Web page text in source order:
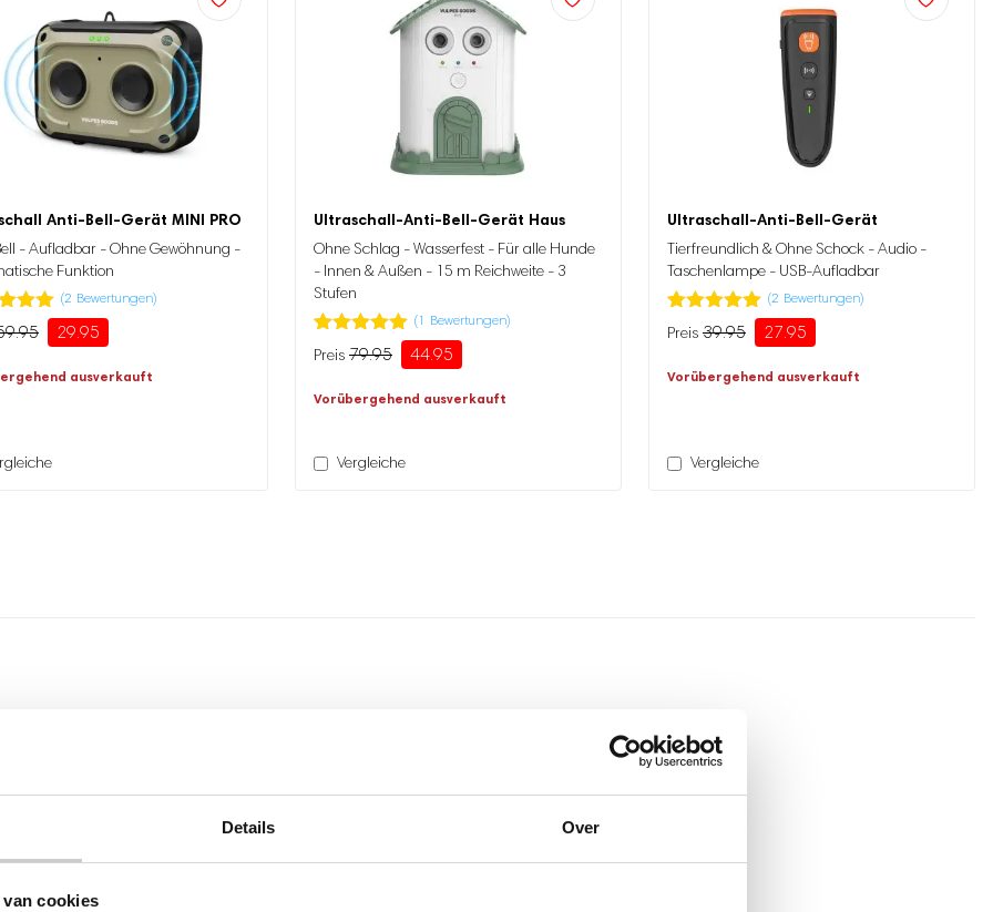
Details Over
cookies
Anti-Bell-Gerät MINI PRO
- Aufladbar - Ohne Gewöhnung -
Funktion
mit
5,
(2 Bewertungen)
29.95
ausverkauft
Ultraschall-Anti-Bell-Gerät Haus
Ohne Schlag - Wasserfest - Für alle Hunde
- Innen & Außen - 15 m Reichweite - 3
Stufen
Bewertet mit
5.00von 5,
auf
1
(1 Bewertungen)
79.95
Ursprünglicher
war:
44.95
Aktueller
ist:
Vorübergehend ausverkauft
Vergleiche
Ultraschall-Anti-Bell-Gerät
Tierfreundlich & Ohne Schock - Audio -
Taschenlampe - USB-Aufladbar
Bewertet mit
5.00von 5,
auf
2
(2 Bewertungen)
39.95
Ursprünglicher
war:
27.95
Aktueller
ist:
Vorübergehend ausverkauft
Vergleiche